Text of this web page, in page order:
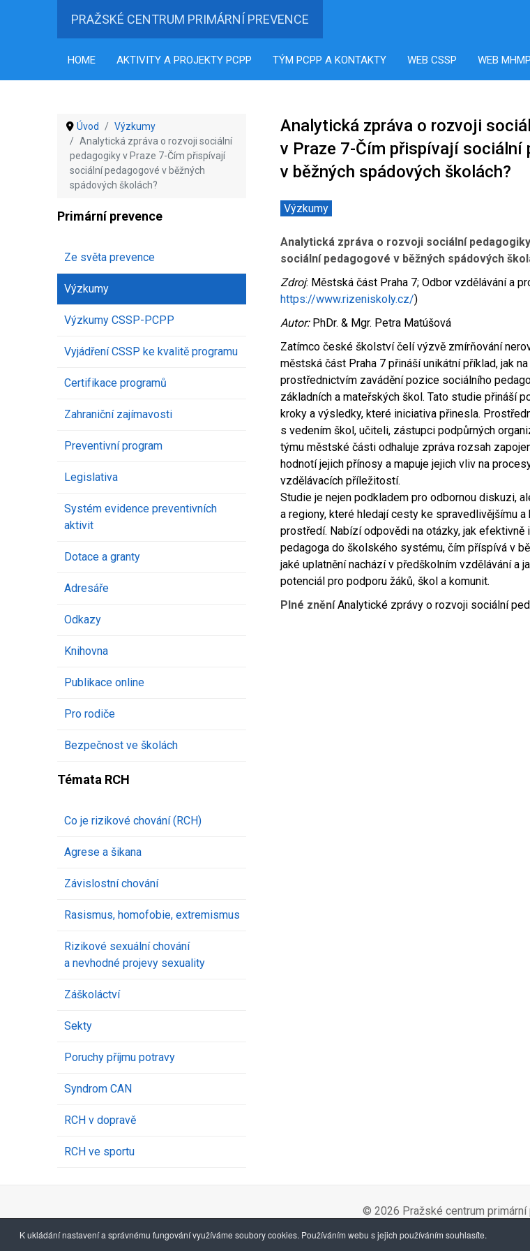
PRAŽSKÉ CENTRUM PRIMÁRNÍ PREVENCE
HOME AKTIVITY A PROJEKTY PCPP TÝM PCPP A KONTAKTY WEB CSSP WEB
Úvod
Výzkumy
Analytická zpráva o rozvoji sociální
pedagogiky v Praze 7-Čím přispívají
sociální pedagogové v běžných
spádových školách?
Primární prevence
Ze světa prevence
Výzkumy
Výzkumy CSSP-PCPP
Vyjádření CSSP ke kvalitě programu
Certifikace programů
Zahraniční zajímavosti
Preventivní program
Legislativa
Systém evidence preventivních
aktivit
Dotace a granty
Adresáře
Odkazy
Knihovna
Publikace online
Pro rodiče
Bezpečnost ve školách
Témata RCH
Co je rizikové chování (RCH)
Agrese a šikana
Závislostní chování
Rasismus, homofobie, extremismus
Rizikové sexuální chování
a nevhodné projevy sexuality
Záškoláctví
Sekty
Poruchy příjmu potravy
Syndrom CAN
RCH v dopravě
RCH ve sportu
Analytická zpráva o rozvoji
v Praze 7-Čím přispívají sociální
v běžných spádových školách?
Výzkumy
Analytická zpráva o rozvoji sociální
sociální pedagogové v běžných spádových
Zdroj: Městská část Praha 7; Odbor vzdělávání a
https://www.rizeniskoly.cz/)
Autor:PhDr. & Mgr. Petra Matúšová
Zatímco české školství čelí výzvě zmírňování
městská část Praha 7 přináší unikátní příklad, jak
prostřednictvím zavádění pozice sociálního
základních a mateřských škol. Tato studie přináší
kroky a výsledky, které iniciativa přinesla.
s vedením škol, učiteli, zástupci podpůrných
týmu městské části odhaluje zpráva rozsah
hodnotí jejich přínosy a mapuje jejich vliv na
vzdělávacích příležitostí.
Studie je nejen podkladem pro odbornou diskuzi,
a regiony, které hledají cesty ke spravedlivějšímu
prostředí. Nabízí odpovědi na otázky, jak
pedagoga do školského systému, čím příspívá v
jaké uplatnění nachází v předškolním vzdělávání a
potenciál pro podporu žáků, škol a komunit.
Plné zněníAnalytické zprávy o rozvoji sociální
© 2026 Pražské centrum primární
K ukládání nastavení a správnému fungování využíváme soubory cookies. Používáním webu s jejich používáním souhlasíte.